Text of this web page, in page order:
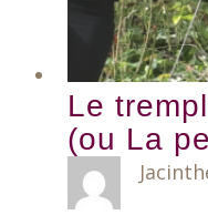
Le
(ou La